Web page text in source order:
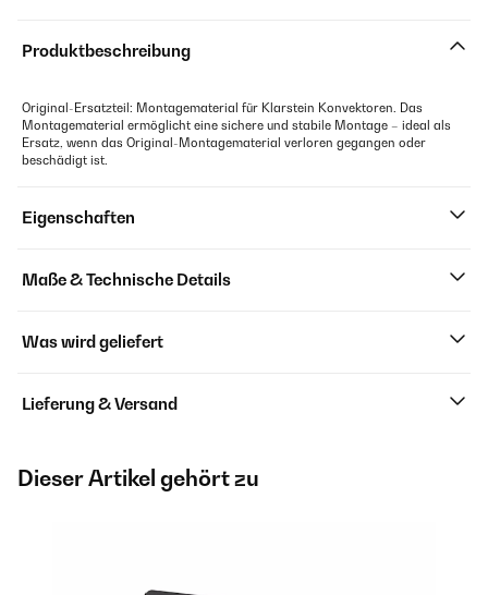
Produktbeschreibung
Original-Ersatzteil: Montagematerial für Klarstein Konvektoren. Das
Montagematerial ermöglicht eine sichere und stabile Montage – ideal als
Ersatz, wenn das Original-Montagematerial verloren gegangen oder
beschädigt ist.
Eigenschaften
Maße & Technische Details
Was wird geliefert
Lieferung & Versand
Dieser Artikel gehört zu